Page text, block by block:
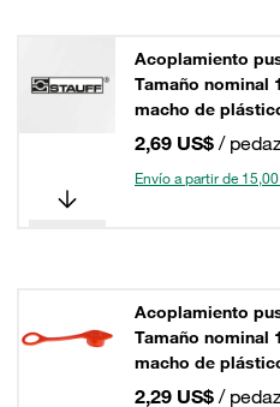
Acoplamiento
Tamaño nominal
macho de
2,69 US$ /
Envío a partir de
Acoplamiento
Tamaño nominal
macho de
2,29 US$ /